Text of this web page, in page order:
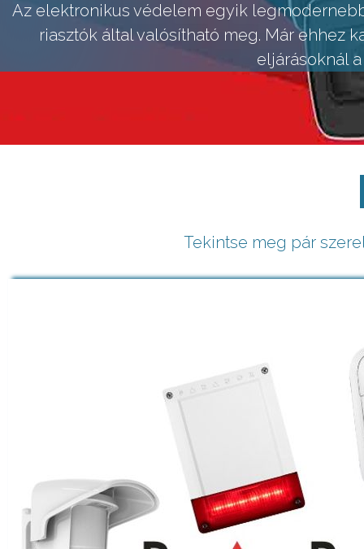
Az elektronikus védelem egyik
riasztók által valósítható meg. Már ehhez
eljárásoknál
Tekintse meg pár